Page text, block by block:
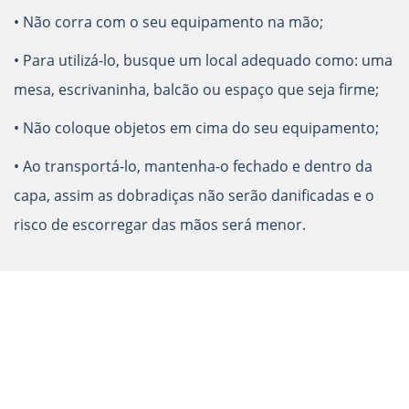
• Não corra com o seu equipamento na mão;
• Para utilizá-lo, busque um local adequado como: uma
mesa, escrivaninha, balcão ou espaço que seja firme;
• Não coloque objetos em cima do seu equipamento;
• Ao transportá-lo, mantenha-o fechado e dentro da
capa, assim as dobradiças não serão danificadas e o
risco de escorregar das mãos será menor.